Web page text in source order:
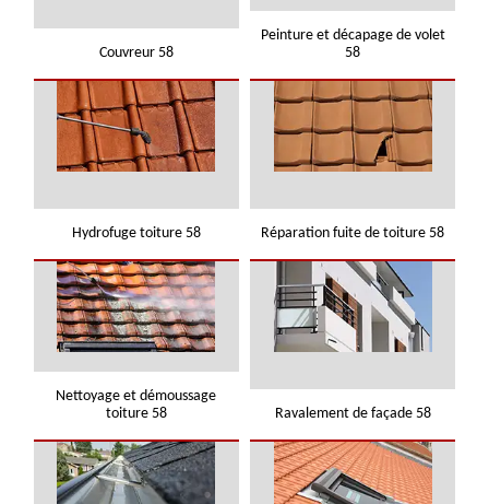
Couvreur 58
Peinture et décapage de volet
58
Hydrofuge toiture 58 Réparation fuite de toiture 58
Nettoyage et démoussage
toiture 58
Ravalement de façade 58